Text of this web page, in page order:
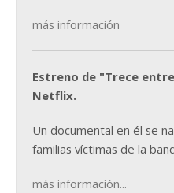
más información
Estreno de "Trece
Netflix.
Un documental en él se
familias víctimas de la
más información...